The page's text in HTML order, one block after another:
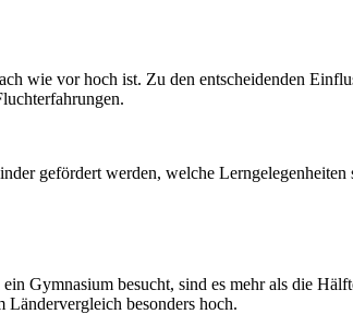
wie vor hoch ist. Zu den entscheidenden
gefördert werden, welche
Gymnasium besucht, sind es mehr als die
besonders hoch.